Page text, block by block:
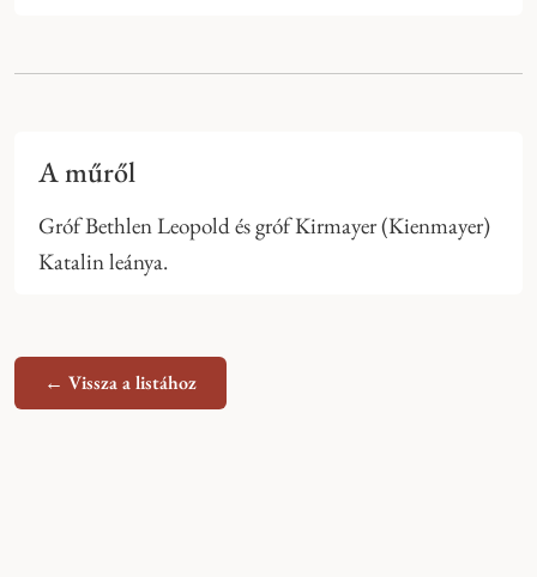
A műről
Gróf Bethlen Leopold és gróf Kirmayer (Kienmayer)
Katalin leánya.
← Vissza a listához